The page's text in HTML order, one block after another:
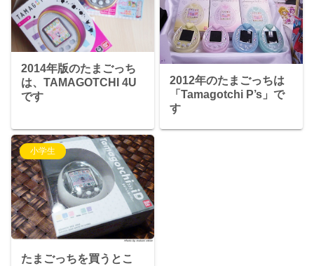
2014年版のたまごっち
は、TAMAGOTCHI 4U
です
2012年のたまごっちは
「Tamagotchi P’s」で
す
小学生
たまごっちを買うとこ